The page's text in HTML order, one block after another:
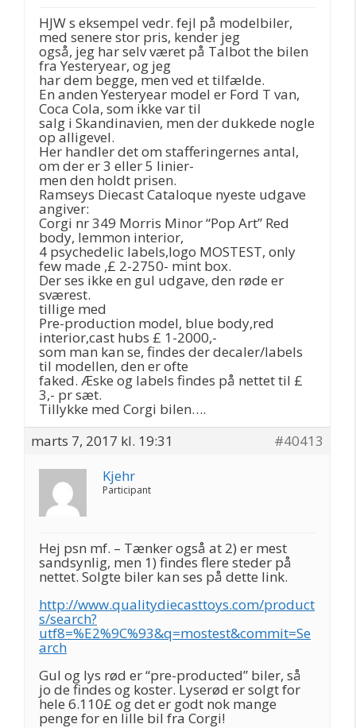
HJW s eksempel vedr. fejl på modelbiler,
med senere stor pris, kender jeg
også, jeg har selv været på Talbot the bilen
fra Yesteryear, og jeg
har dem begge, men ved et tilfælde.
En anden Yesteryear model er Ford T van,
Coca Cola, som ikke var til
salg i Skandinavien, men der dukkede nogle
op alligevel.
Her handler det om stafferingernes antal,
om der er 3 eller 5 linier-
men den holdt prisen.
Ramseys Diecast Cataloque nyeste udgave
angiver:
Corgi nr 349 Morris Minor “Pop Art” Red
body, lemmon interior,
4 psychedelic labels,logo MOSTEST, only
few made ,£ 2-2750- mint box.
Der ses ikke en gul udgave, den røde er
sværest.
tillige med
Pre-production model, blue body,red
interior,cast hubs £ 1-2000,-
som man kan se, findes der decaler/labels
til modellen, den er ofte
faked. Æske og labels findes på nettet til £
3,- pr sæt.
Tillykke med Corgi bilen….
marts 7, 2017 kl. 19:31
#40413
Kjehr
Participant
Hej psn mf. – Tænker også at 2) er mest
sandsynlig, men 1) findes flere steder på
nettet. Solgte biler kan ses på dette link.
http://www.qualitydiecasttoys.com/product
s/search?
utf8=%E2%9C%93&q=mostest&commit=Se
arch
Gul og lys rød er “pre-producted” biler, så
jo de findes og koster. Lyserød er solgt for
hele 6.110£ og det er godt nok mange
penge for en lille bil fra Corgi!